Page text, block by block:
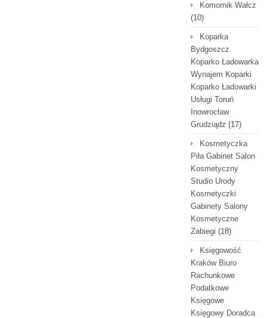
Komornik Wałcz
(10)
Koparka
Bydgoszcz
Koparko Ładowarka
Wynajem Koparki
Koparko Ładowarki
Usługi Toruń
Inowrocław
Grudziądz (17)
Kosmetyczka
Piła Gabinet Salon
Kosmetyczny
Studio Urody
Kosmetyczki
Gabinety Salony
Kosmetyczne
Zabiegi (18)
Księgowość
Kraków Biuro
Rachunkowe
Podatkowe
Księgowe
Księgowy Doradca